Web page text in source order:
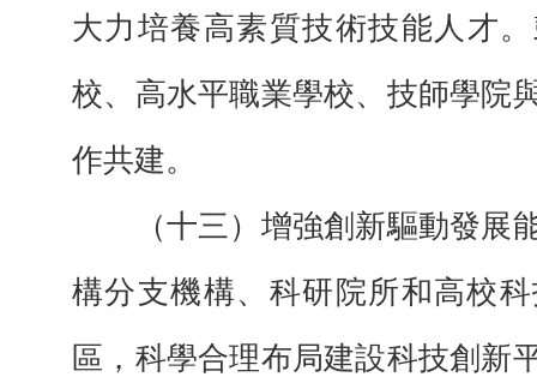
大力培養高素質技術技能人才
校、高水平職業學校、技師學院
作共建。
（十三）增強創新驅動發展
構分支機構、科研院所和高校
區，科學合理布局建設科技創新